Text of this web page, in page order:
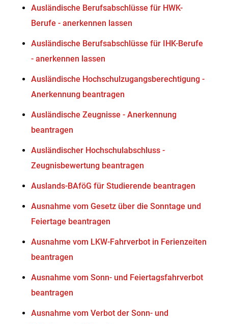
Ausländische Berufsabschlüsse für HWK-
Berufe - anerkennen lassen
Ausländische Berufsabschlüsse für IHK-Berufe
- anerkennen lassen
Ausländische Hochschulzugangsberechtigung -
Anerkennung beantragen
Ausländische Zeugnisse - Anerkennung
beantragen
Ausländischer Hochschulabschluss -
Zeugnisbewertung beantragen
Auslands-BAföG für Studierende beantragen
Ausnahme vom Gesetz über die Sonntage und
Feiertage beantragen
Ausnahme vom LKW-Fahrverbot in Ferienzeiten
beantragen
Ausnahme vom Sonn- und Feiertagsfahrverbot
beantragen
Ausnahme vom Verbot der Sonn- und